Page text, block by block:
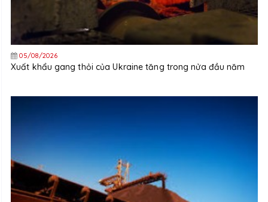
05/08/2026
Xuất khẩu gang thỏi của Ukraine tăng trong nửa đầu năm